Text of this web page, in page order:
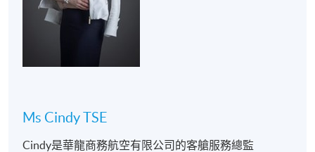
Attendance)。
粤語
報名代碼
Ms Cindy TSE
Cindy是華龍商務航空有限公司的客艙服務總監